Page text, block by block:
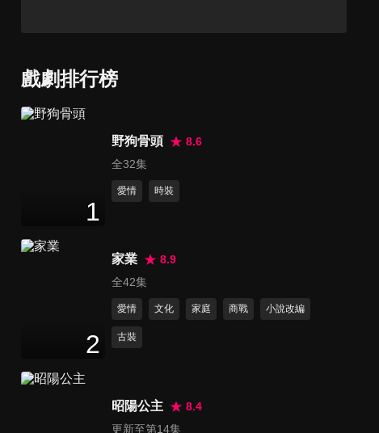
47
分鐘
戲劇排行榜
1
野狗骨頭
8.6
全32集
愛情 時裝
2
家業
8.9
全42集
愛情 文化 家庭 商戰 小說改編
古裝
昭陽公主
8.4
更新至第14集